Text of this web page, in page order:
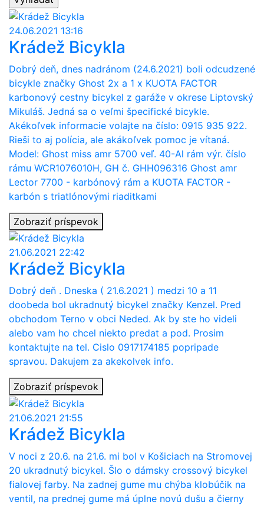
24.06.2021 13:16
Krádež Bicykla
Dobrý deň, dnes nadránom (24.6.2021) boli odcudzené
bicykle značky Ghost 2x a 1 x KUOTA FACTOR
karbonový cestny bicykel z garáže v okrese Liptovský
Mikuláš. Jedná sa o veľmi špecifické bicykle.
Akékoľvek informacie volajte na číslo: 0915 935 922.
Rieši to aj polícia, ale akákoľvek pomoc je vítaná.
Model: Ghost miss amr 5700 veľ. 40-Al rám výr. číslo
rámu WCR1076010H, GH č. GHH096316 Ghost amr
Lector 7700 - karbónový rám a KUOTA FACTOR -
karbón s triatlónovými riaditkami
Zobraziť príspevok
21.06.2021 22:42
Krádež Bicykla
Dobrý deň . Dneska ( 21.6.2021 ) medzi 10 a 11
doobeda bol ukradnutý bicykel značky Kenzel. Pred
obchodom Terno v obci Neded. Ak by ste ho videli
alebo vam ho chcel niekto predat a pod. Prosim
kontaktujte na tel. Cislo 0917174185 popripade
spravou. Dakujem za akekolvek info.
Zobraziť príspevok
21.06.2021 21:55
Krádež Bicykla
V noci z 20.6. na 21.6. mi bol v Košiciach na Stromovej
20 ukradnutý bicykel. Šlo o dámsky crossový bicykel
fialovej farby. Na zadnej gume mu chýba klobúčik na
ventil, na prednej gume má úplne novú dušu a čierny